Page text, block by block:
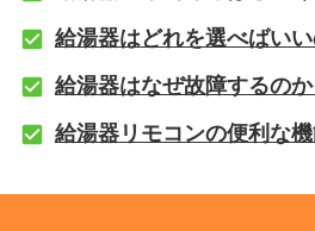
給湯器はどれを選べばいい
給湯器はなぜ故障するの
給湯器リモコンの便利な